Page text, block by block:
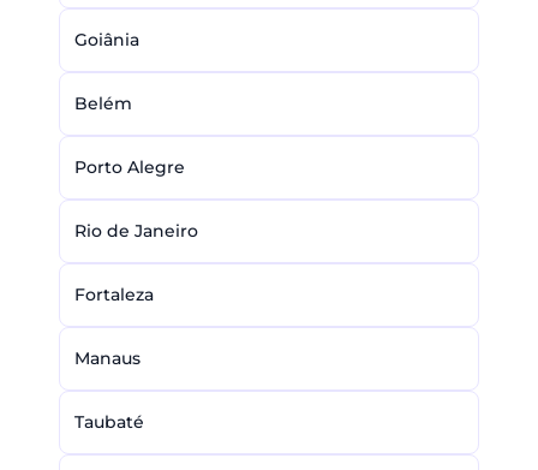
Goiânia
Belém
Porto Alegre
Rio de Janeiro
Fortaleza
Manaus
Taubaté